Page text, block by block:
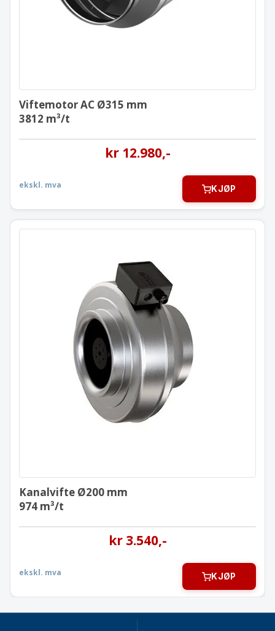
Viftemotor AC Ø315 mm
3812 m³/t
kr12.980,-
ekskl. mva KJØP
Kanalvifte Ø200 mm
974 m³/t
Kanalvifte Ø200 mm
974 m³/t
kr3.540,-
ekskl. mva KJØP